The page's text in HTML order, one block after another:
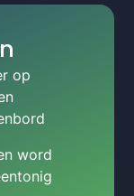
op
word